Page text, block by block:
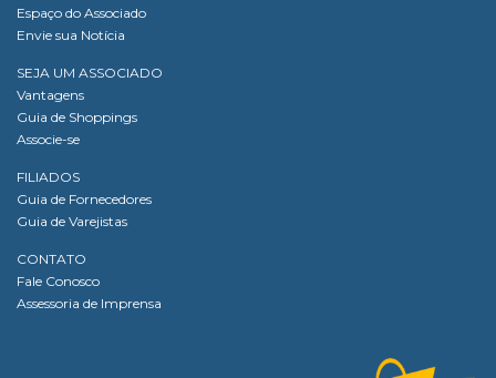
Espaço do Associado
Envie sua Notícia
SEJA UM ASSOCIADO
Vantagens
Guia de Shoppings
Associe-se
FILIADOS
Guia de Fornecedores
Guia de Varejistas
CONTATO
Fale Conosco
Assessoria de Imprensa